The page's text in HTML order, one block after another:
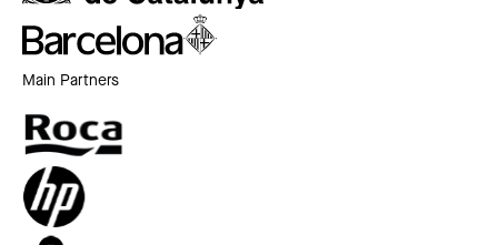
Main Partners